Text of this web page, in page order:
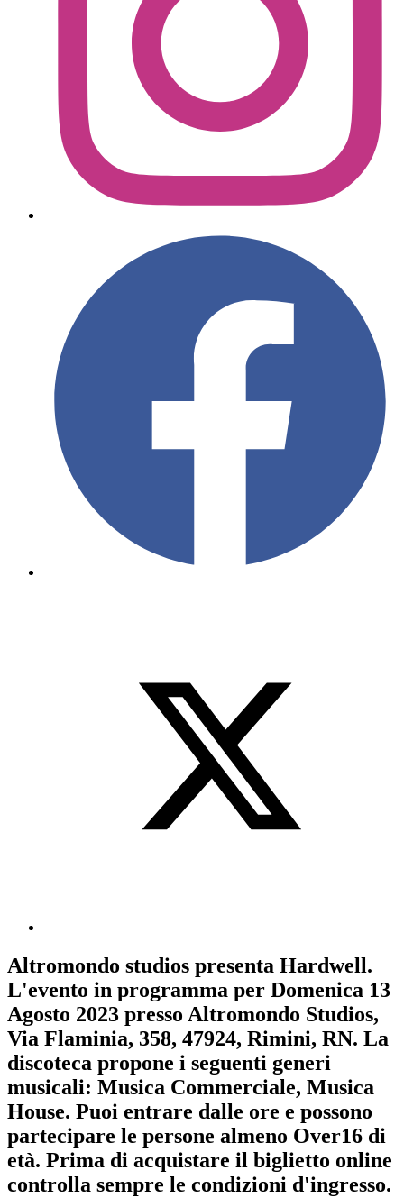
Altromondo studios presenta Hardwell.
L'evento in programma per Domenica 13
Agosto 2023 presso Altromondo Studios,
Via Flaminia, 358, 47924, Rimini, RN. La
discoteca propone i seguenti generi
musicali: Musica Commerciale, Musica
House. Puoi entrare dalle ore e possono
partecipare le persone almeno Over16 di
età. Prima di acquistare il biglietto online
controlla sempre le condizioni d'ingresso.